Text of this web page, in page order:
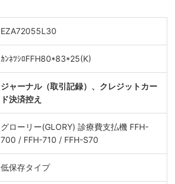
EZA72055L30
ｶﾝﾈﾂｼﾛFFH80*83*25(K)
ジャーナル（取引記録）、クレジットカー
ド決済控え
グローリー(GLORY) 診療費支払機 FFH-
700 / FFH-710 / FFH-S70
低保存タイプ